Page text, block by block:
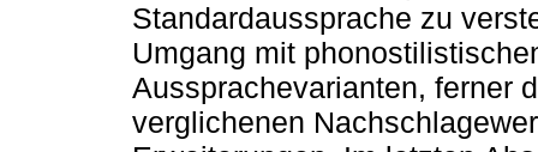
Standardaussprache zu
Umgang mit
Aussprachevarianten, ferner
verglichenen